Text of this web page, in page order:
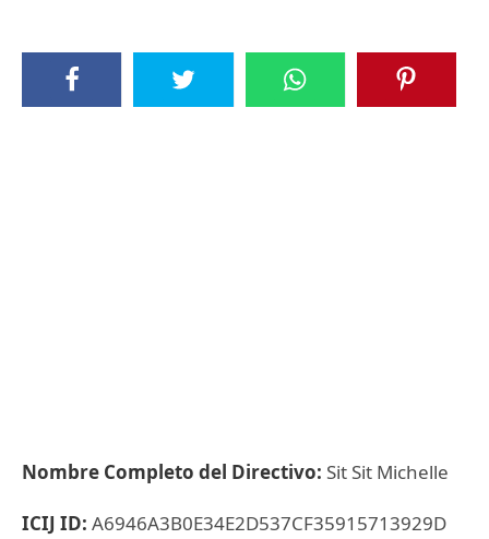
Nombre Completo del Directivo: Sit Sit Michelle
ICIJ ID: A6946A3B0E34E2D537CF35915713929D